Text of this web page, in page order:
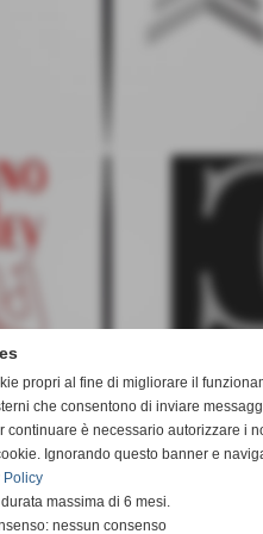
propri al fine di migliorare il
che consentono di inviare
continuare è necessario autorizzare i
Ignorando questo banner e
Policy
massima di 6 mesi.
nessun consenso